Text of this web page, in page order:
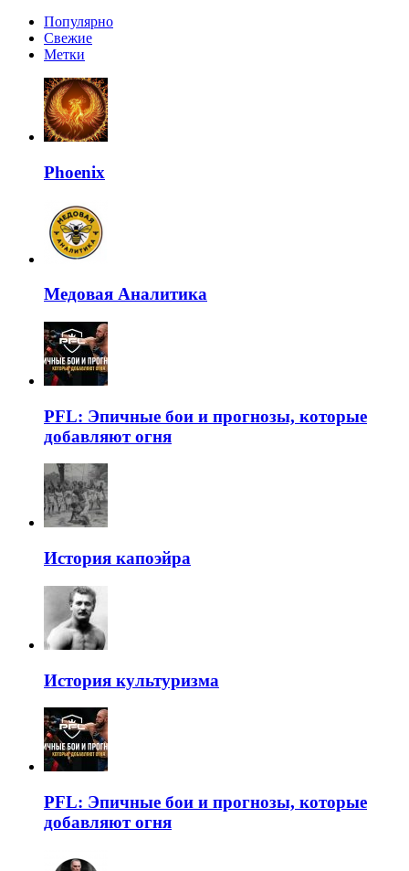
Популярно
Свежие
Метки
Phoenix
Медовая Аналитика
PFL: Эпичные бои и прогнозы, которые
добавляют огня
История капоэйра
История культуризма
PFL: Эпичные бои и прогнозы, которые
добавляют огня